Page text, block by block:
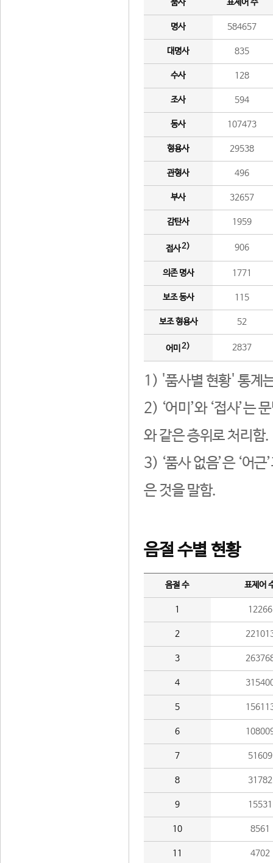
품사 표제어 수
명사 584657
대명사 835
수사 128
조사 594
동사 107473
형용사 29538
관형사 496
부사 32657
감탄사 1959
접사2) 906
의존 명사 1771
보조 동사 115
보조 형용사 52
어미 2) 2837
1) '품사별 현황' 통계
2) ‘어미’와 ‘접사’는
와 같은 층위로 처리함.
3) ‘품사 없음’은 ‘어
은 것을 말함.
음절 수별 현황
음절 수 표제어
1 12266
2
3
4
5
6
7 51609
8 31782
9 15531
10 8561
11 4702